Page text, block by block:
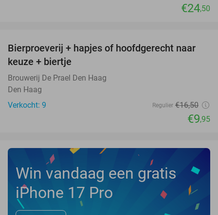
€24,50
40%
NEW
TODAY
Bierproeverij + hapjes of hoofdgerecht naar
keuze + biertje
Brouwerij De Prael Den Haag
Den Haag
Verkocht: 9
Regulier €16,50
€9,95
Win vandaag een gratis
iPhone 17 Pro